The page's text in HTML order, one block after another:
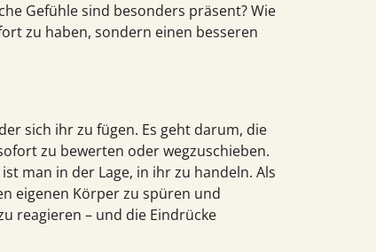
Gefühle sind besonders präsent? Wie
zu haben, sondern einen besseren
sich ihr zu fügen. Es geht darum, die
zu bewerten oder wegzuschieben.
man in der Lage, in ihr zu handeln. Als
eigenen Körper zu spüren und
reagieren – und die Eindrücke